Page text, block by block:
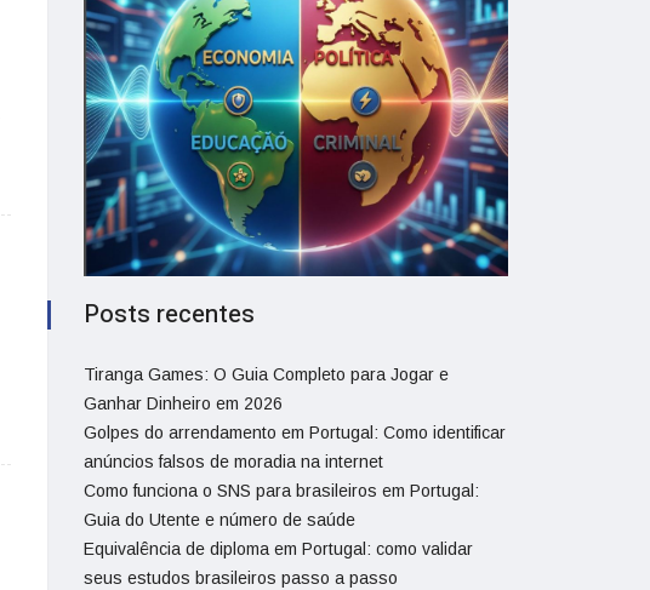
Posts recentes
Tiranga Games: O Guia Completo para Jogar e
Ganhar Dinheiro em 2026
Golpes do arrendamento em Portugal: Como identificar
anúncios falsos de moradia na internet
Como funciona o SNS para brasileiros em Portugal:
Guia do Utente e número de saúde
Equivalência de diploma em Portugal: como validar
seus estudos brasileiros passo a passo